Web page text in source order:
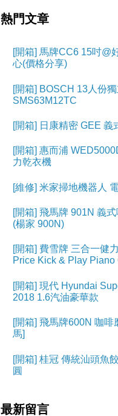
熱門文章
[開箱] 馬牌CC6 15吋@
心(價格分享)
[開箱] BOSCH 13人份
SMS63M12TC
[開箱] 日康精密 GEE 義
[開箱] 惠而浦
力乾衣機
[維修] 米家掃地機器人
[開箱] 飛馬牌 901N 義
(楊家 900N)
[開箱] 費雪牌 三合一健
Price Kick & Play Piano
[開箱] 現代 Hyundai
2018 1.6汽油豪華款
[開箱] 飛馬牌600N 咖啡
馬]
[開箱] 桂冠 傳統汕頭魚
圓
最新留言